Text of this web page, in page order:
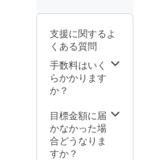
ざいま
了承く
ださ
い。 ※
ご注文
状況、
程上の
都合等
により
出荷時
支援に関するよ
くある質問
手数料はいく
らかかります
か？
目標金額に届
かなかった場
合どうなりま
すか？